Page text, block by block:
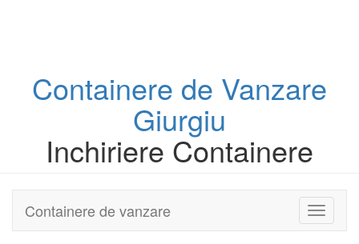
Containere de Vanzare
Giurgiu
Inchiriere Containere
Toggle
Containere de vanzare